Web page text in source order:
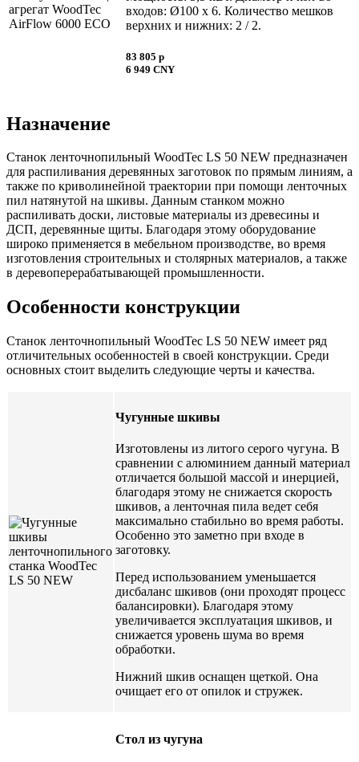
входов: Ø100 х 6. Количество мешков
верхних и нижних: 2 / 2.
83 805 p
6 949 CNY
Назначение
Станок ленточнопильный WoodTec LS 50 NEW предназначен
для распиливания деревянных заготовок по прямым линиям, а
также по криволинейной траектории при помощи ленточных
пил натянутой на шкивы. Данным станком можно
распиливать доски, листовые материалы из древесины и
ДСП, деревянные щиты. Благодаря этому оборудование
широко применяется в мебельном производстве, во время
изготовления строительных и столярных материалов, а также
в деревоперерабатывающей промышленности.
Особенности конструкции
Станок ленточнопильный WoodTec LS 50 NEW имеет ряд
отличительных особенностей в своей конструкции. Среди
основных стоит выделить следующие черты и качества.
Чугунные шкивы
Изготовлены из литого серого чугуна. В
сравнении с алюминием данный материал
отличается большой массой и инерцией,
благодаря этому не снижается скорость
шкивов, а ленточная пила ведет себя
максимально стабильно во время работы.
Особенно это заметно при входе в
заготовку.
Перед использованием уменьшается
дисбаланс шкивов (они проходят процесс
балансировки). Благодаря этому
увеличивается эксплуатация шкивов, и
снижается уровень шума во время
обработки.
Нижний шкив оснащен щеткой. Она
очищает его от опилок и стружек.
Стол из чугуна